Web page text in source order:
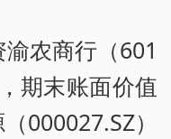
农商行（601
期末账面价值
000027.SZ）